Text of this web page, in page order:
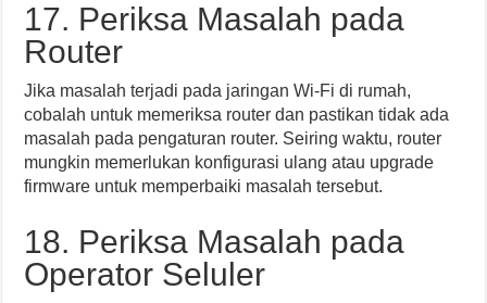
17. Periksa Masalah pada
Router
Jika masalah terjadi pada jaringan Wi-Fi di rumah,
cobalah untuk memeriksa router dan pastikan tidak ada
masalah pada pengaturan router. Seiring waktu, router
mungkin memerlukan konfigurasi ulang atau upgrade
firmware untuk memperbaiki masalah tersebut.
18. Periksa Masalah pada
Operator Seluler